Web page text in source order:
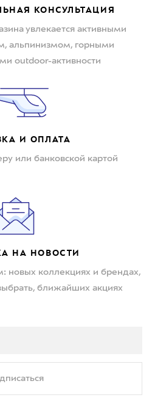
КОНСУЛЬТАЦИЯ
увлекается активными
альпинизмом, горными
outdoor-активности
И ОПЛАТА
или банковской картой
НА НОВОСТИ
новых коллекциях и брендах,
ближайших акциях